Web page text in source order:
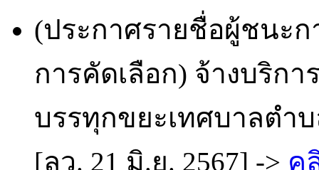
(ประกาศรายชื่อผู้ชนะก
การคัดเลือก) จ้างบริก
บรรทุกขยะเทศบาลตำบ
[ลว. 21 มิ.ย. 2567] -> ค